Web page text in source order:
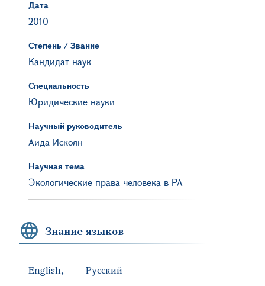
Дата
2010
Степень / Звание
Кандидат наук
Специальность
Юридические науки
Научный руководитель
Аида Искоян
Научная тема
Экологические права человека в РА
Знание языков
English Русский